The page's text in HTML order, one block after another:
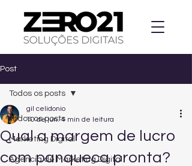
Post
Todos os posts
Marketing Digital
Agencia de Marketing Digital
Todos os posts
Qual a margem de lucro
com panqueca pronta?
gil celidonio
10 de jun. 4 min de leitura